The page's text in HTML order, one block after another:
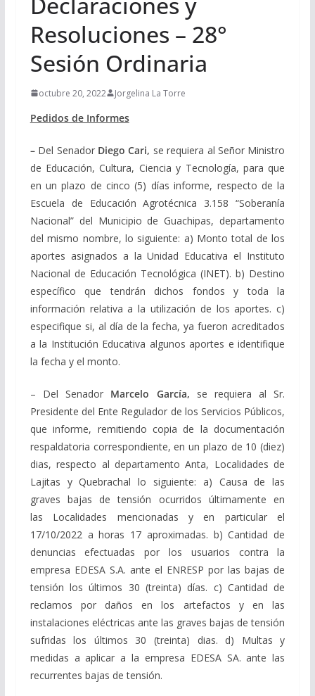
Resoluciones – 28°
Sesión Ordinaria
octubre 20, 2022 Jorgelina La Torre
Pedidos de Informes
– Del SenadorDiego Cari, se requiera al Señor Ministro
de Educación, Cultura, Ciencia y Tecnología, para que
en un plazo de cinco (5) días informe, respecto de la
Escuela de Educación Agrotécnica 3.158 “Soberanía
Nacional” del Municipio de Guachipas, departamento
del mismo nombre, lo siguiente: a) Monto total de los
aportes asignados a la Unidad Educativa el Instituto
Nacional de Educación Tecnológica (INET). b) Destino
específico que tendrán dichos fondos y toda la
información relativa a la utilización de los aportes. c)
especifique si, al día de la fecha, ya fueron acreditados
a la Institución Educativa algunos aportes e identifique
la fecha y el monto.
– Del Senador Marcelo García, se requiera al Sr.
Presidente del Ente Regulador de los Servicios Públicos,
que informe, remitiendo copia de la documentación
respaldatoria correspondiente, en un plazo de 10 (diez)
dias, respecto al departamento Anta, Localidades de
Lajitas y Quebrachal lo siguiente: a) Causa de las
graves bajas de tensión ocurridos últimamente en
las Localidades mencionadas y en particular el
17/10/2022 a horas 17 aproximadas. b) Cantidad de
denuncias efectuadas por los usuarios contra la
empresa EDESA S.A. ante el ENRESP por las bajas de
tensión los últimos 30 (treinta) días. c) Cantidad de
reclamos por daños en los artefactos y en las
instalaciones eléctricas ante las graves bajas de tensión
sufridas los últimos 30 (treinta) dias. d) Multas y
medidas a aplicar a la empresa EDESA SA. ante las
recurrentes bajas de tensión.